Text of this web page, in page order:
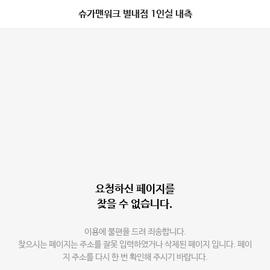
슈가맨워크 별내점 1인실 내측
요청하신 페이지를
찾을 수 없습니다.
이용에 불편을 드려 죄송합니다.
찾으시는 페이지는 주소를 잘못 입력하였거나 삭제된 페이지 입니다. 페이
지 주소를 다시 한 번 확인해 주시기 바랍니다.